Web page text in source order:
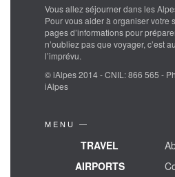
Vous allez séjourner dans les
Pour vous aider à organiser votre
pages d’informations pour
n’oubliez pas que voyager, c’est
l’imprévu.
© iAlpes 2014 - CNIL: 866 565 -
iAlpes
MENU —
TRAVEL
AIRPORTS